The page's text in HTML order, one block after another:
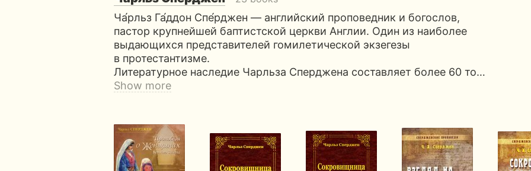
Ча́рльз Га́ддон Спе́рджен — английский проповедник и богослов,
пастор крупнейшей баптистской церкви Англии. Один из наиболее
выдающихся представителей гомилетической экзегезы
в протестантизме.
Литературное наследие Чарльза Сперджена составляет более 60 то…
Show more